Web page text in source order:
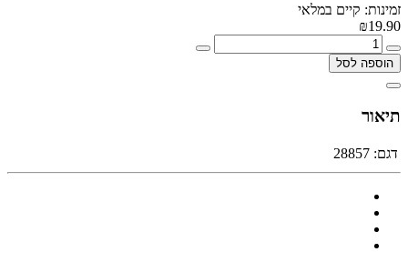
זמינות: קיים במלאי
₪19.90
הוספה לסל
תיאור
דגם: 28857